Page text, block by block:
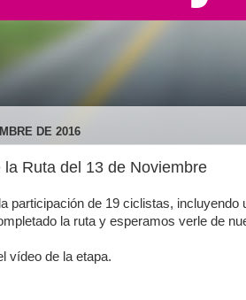
DE 2016
Ruta del 13 de Noviembre
participación de 19 ciclistas,
la ruta y esperamos verle de
vídeo de la etapa.